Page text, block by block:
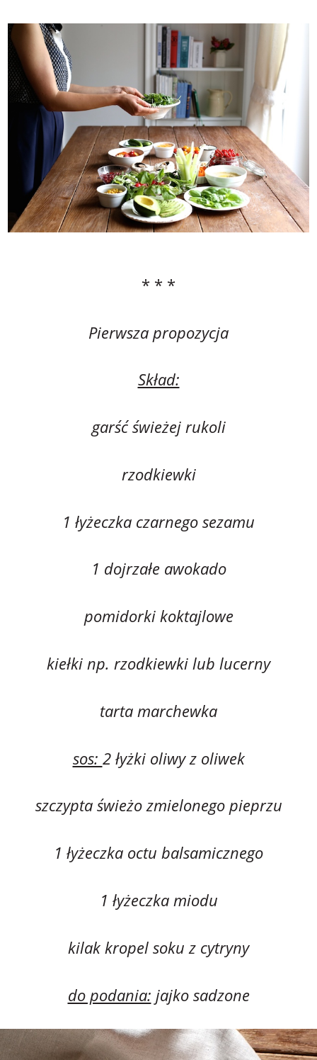
* * *
Pierwsza propozycja
Skład:
garść świeżej rukoli
rzodkiewki
1 łyżeczka czarnego sezamu
1 dojrzałe awokado
pomidorki koktajlowe
kiełki np. rzodkiewki lub lucerny
tarta marchewka
sos: 2 łyżki oliwy z oliwek
szczypta świeżo zmielonego pieprzu
1 łyżeczka octu balsamicznego
1 łyżeczka miodu
kilak kropel soku z cytryny
do podania: jajko sadzone